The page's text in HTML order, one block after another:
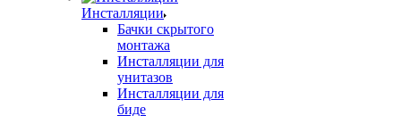
Инсталляции
Бачки скрытого
монтажа
Инсталляции для
унитазов
Инсталляции для
биде